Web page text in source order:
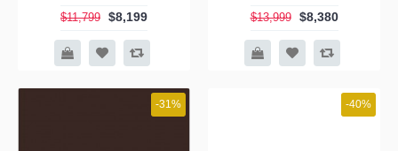
$11,799 $8,199 $13,999 $8,380
-31% -40%